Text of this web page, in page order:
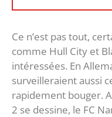
Ce n’est pas tout,
comme Hull City et
intéressées. En
surveilleraient aussi
rapidement bouger.
2 se dessine, le FC